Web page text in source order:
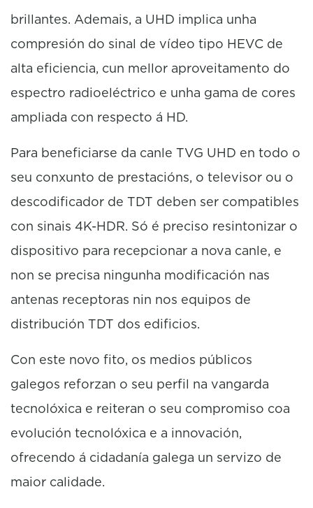
brillantes. Ademais, a UHD implica unha
compresión do sinal de vídeo tipo HEVC de
alta eficiencia, cun mellor aproveitamento do
espectro radioeléctrico e unha gama de cores
ampliada con respecto á HD.
Para beneficiarse da canle TVG UHD en todo o
seu conxunto de prestacións, o televisor ou o
descodificador de TDT deben ser compatibles
con sinais 4K-HDR. Só é preciso resintonizar o
dispositivo para recepcionar a nova canle, e
non se precisa ningunha modificación nas
antenas receptoras nin nos equipos de
distribución TDT dos edificios.
Con este novo fito, os medios públicos
galegos reforzan o seu perfil na vangarda
tecnolóxica e reiteran o seu compromiso coa
evolución tecnolóxica e a innovación,
ofrecendo á cidadanía galega un servizo de
maior calidade.